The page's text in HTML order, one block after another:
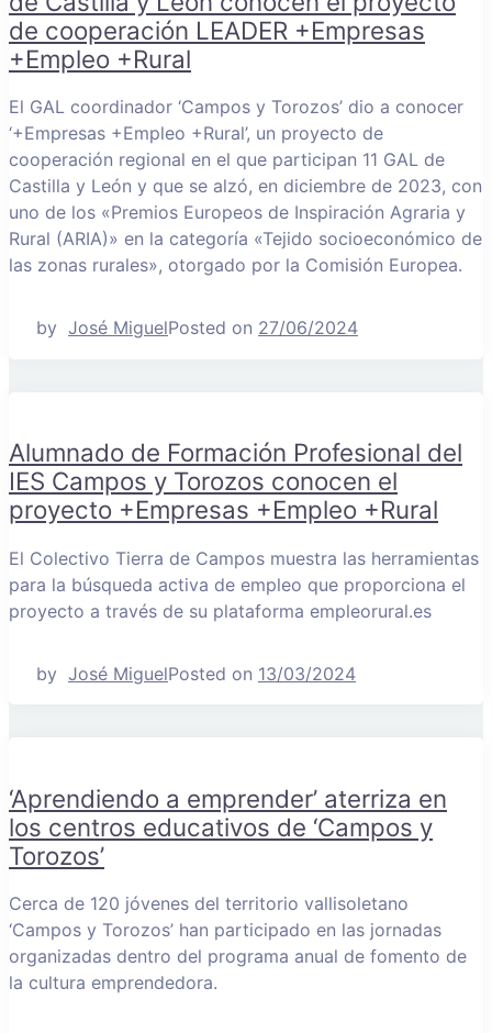
de cooperación LEADER +Empresas
+Empleo +Rural
El GAL coordinador ‘Campos y Torozos’ dio a conocer
‘+Empresas +Empleo +Rural’, un proyecto de
cooperación regional en el que participan 11 GAL de
Castilla y León y que se alzó, en diciembre de 2023, con
uno de los «Premios Europeos de Inspiración Agraria y
Rural (ARIA)» en la categoría «Tejido socioeconómico de
las zonas rurales», otorgado por la Comisión Europea.
by José MiguelPosted on 27/06/2024
Alumnado de Formación Profesional del
IES Campos y Torozos conocen el
proyecto +Empresas +Empleo +Rural
El Colectivo Tierra de Campos muestra las herramientas
para la búsqueda activa de empleo que proporciona el
proyecto a través de su plataforma empleorural.es
by José MiguelPosted on 13/03/2024
‘Aprendiendo a emprender’ aterriza en
los centros educativos de ‘Campos y
Torozos’
Cerca de 120 jóvenes del territorio vallisoletano
‘Campos y Torozos’ han participado en las jornadas
organizadas dentro del programa anual de fomento de
la cultura emprendedora.